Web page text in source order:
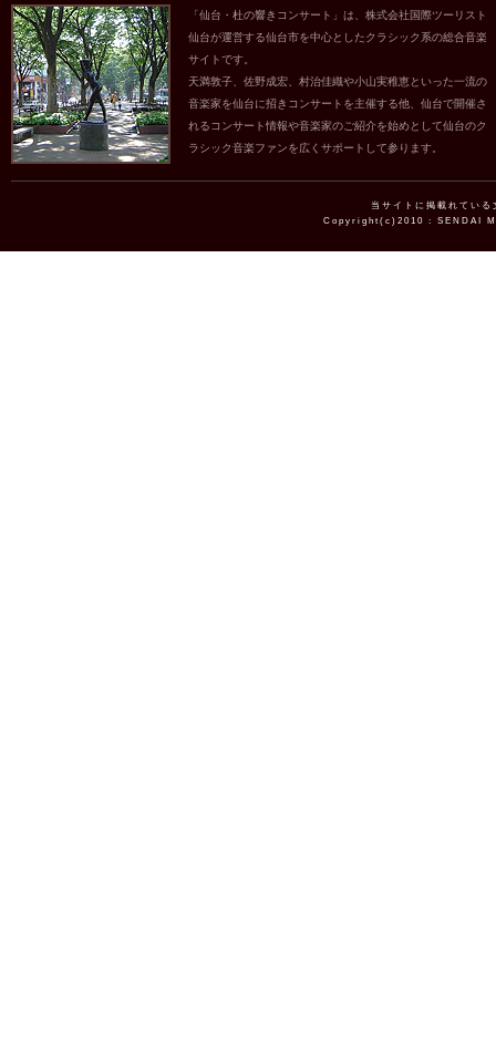
「仙台・杜の響きコンサート」は、株式会社国際ツーリスト
仙台が運営する仙台市を中心としたクラシック系の総合音楽
サイトです。
天満敦子、佐野成宏、村治佳織や小山実稚恵といった一流の
音楽家を仙台に招きコンサートを主催する他、仙台で開催さ
れるコンサート情報や音楽家のご紹介を始めとして仙台のク
ラシック音楽ファンを広くサポートして参ります。
当サイトに掲載れてい
Copyright(c)2010 : SENDAI